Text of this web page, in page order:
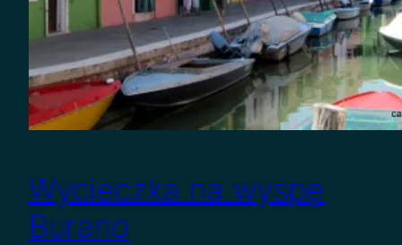
Wycieczka na wyspę
Burano